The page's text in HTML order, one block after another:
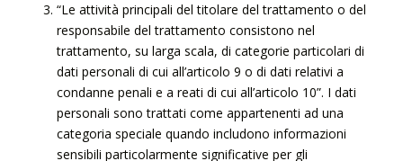
“Le attività principali del titolare del trattamento o del
responsabile del trattamento consistono nel
trattamento, su larga scala, di categorie particolari di
dati personali di cui all’articolo 9 o di dati relativi a
condanne penali e a reati di cui all’articolo 10”. I dati
personali sono trattati come appartenenti ad una
categoria speciale quando includono informazioni
sensibili particolarmente significative per gli